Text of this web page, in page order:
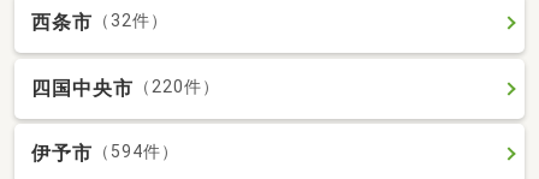
西条市 （32件）
四国中央市 （220件）
伊予市 （594件）